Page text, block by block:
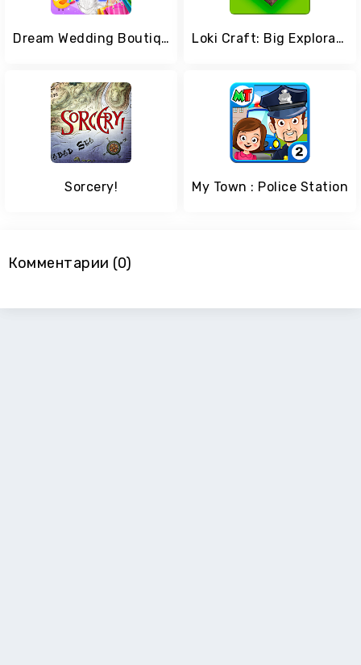
Dream Wedding Boutique Loki Craft: Big Exploration
Sorcery! My Town : Police Station
Комментарии (0)